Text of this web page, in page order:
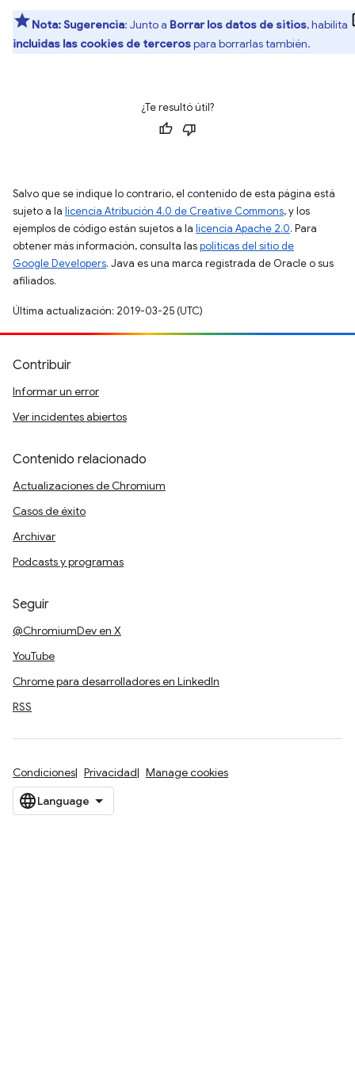
Nota:Sugerencia: Junto a Borrar los datos de sitios, habilita
incluidas las cookies de tercerospara borrarlas también.
¿Te resultó útil?
Salvo que se indique lo contrario, el contenido de esta página está
sujeto a la licencia Atribución 4.0 de Creative Commons, y los
ejemplos de código están sujetos a la licencia Apache 2.0. Para
obtener más información, consulta laspolíticas del sitio de
Google Developers. Java es una marca registrada de Oracle o sus
afiliados.
Última actualización: 2019-03-25 (UTC)
Contribuir
Informar un error
Ver incidentes abiertos
Contenido relacionado
Actualizaciones de Chromium
Casos de éxito
Archivar
Podcasts y programas
Seguir
@ChromiumDev en X
YouTube
Chrome para desarrolladores en LinkedIn
RSS
Condiciones Privacidad Manage cookies